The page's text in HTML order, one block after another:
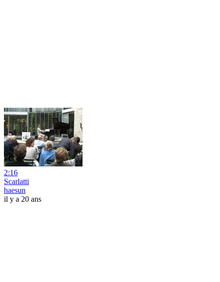
2:16
Scarlatti
haesun
il y a 20 ans